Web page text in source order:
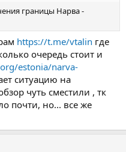
границы Нарва -
https://t.me/vtalin где
очередь стоит и
estonia/narva-
ситуацию на
чуть сместили , тк
почти, но... все же